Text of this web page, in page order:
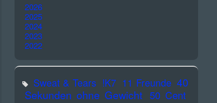
2026
2025
2024
2023
2022
Sweat & Tears !K7 11 Freunde 40
Sekunden ohne Gewicht 50 Cent